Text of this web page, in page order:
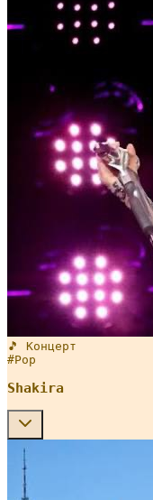
🎵 Концерт
#Pop
Shakira